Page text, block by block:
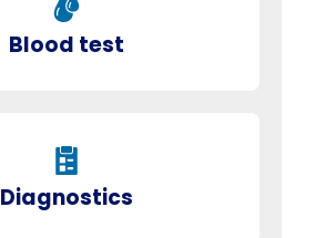
Blood test
Diagnostics